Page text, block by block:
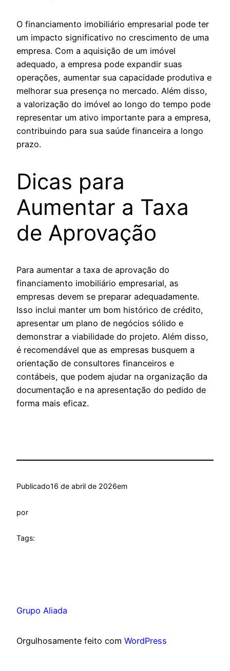
O financiamento imobiliário empresarial pode ter
um impacto significativo no crescimento de uma
empresa. Com a aquisição de um imóvel
adequado, a empresa pode expandir suas
operações, aumentar sua capacidade produtiva e
melhorar sua presença no mercado. Além disso,
a valorização do imóvel ao longo do tempo pode
representar um ativo importante para a empresa,
contribuindo para sua saúde financeira a longo
prazo.
Dicas para
Aumentar a Taxa
de Aprovação
Para aumentar a taxa de aprovação do
financiamento imobiliário empresarial, as
empresas devem se preparar adequadamente.
Isso inclui manter um bom histórico de crédito,
apresentar um plano de negócios sólido e
demonstrar a viabilidade do projeto. Além disso,
é recomendável que as empresas busquem a
orientação de consultores financeiros e
contábeis, que podem ajudar na organização da
documentação e na apresentação do pedido de
forma mais eficaz.
Publicado16 de abril de 2026em
por
Tags:
Grupo Aliada
Orgulhosamente feito com WordPress